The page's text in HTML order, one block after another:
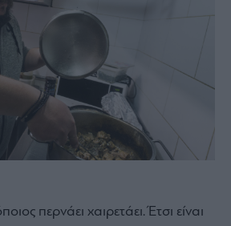
περνάει χαιρετάει. Έτσι είναι